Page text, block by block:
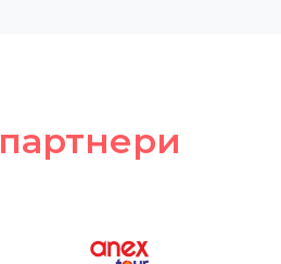
партнери